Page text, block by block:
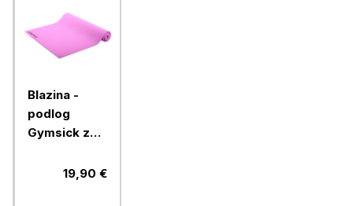
Blazina -
podlog
Gymsick za
19,90 €